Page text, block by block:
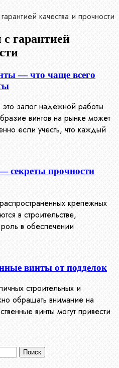
качества и прочности
гарантией
— что чаще всего
залог надежной работы
винтов на рынке может
если учесть, что каждый
секреты прочности
крепежных
в строительстве,
в обеспечении
винты от подделок
строительных и
обращать внимание на
винты могут привести